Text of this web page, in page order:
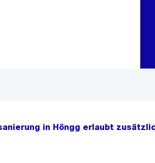
in Höngg erlaubt